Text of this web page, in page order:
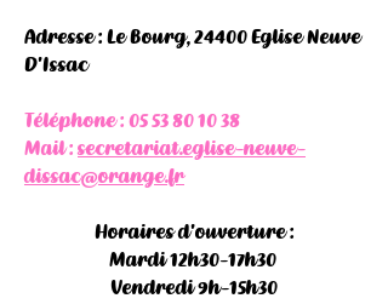
Adresse : Le Bourg, 24400 Eglise Neuve
D'Issac
Téléphone : 05 53 80 10 38
Mail :secretariat.eglise-neuve-
dissac@orange.fr
Horaires d'ouverture :
Mardi 12h30-17h30
Vendredi 9h-15h30